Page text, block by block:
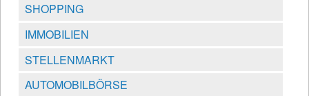
SHOPPING
IMMOBILIEN
STELLENMARKT
AUTOMOBILBÖRSE